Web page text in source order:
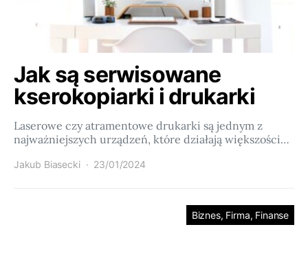
Jak są serwisowane
kserokopiarki i drukarki
Laserowe czy atramentowe drukarki są jednym z
najważniejszych urządzeń, które działają większości…
Jakub Biasecki 23/01/2024
Biznes, Firma, Finanse